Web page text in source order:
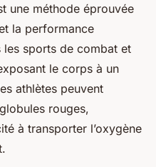
une méthode éprouvée
la performance
sports de combat et
le corps à un
athlètes peuvent
rouges,
à transporter l’oxygène